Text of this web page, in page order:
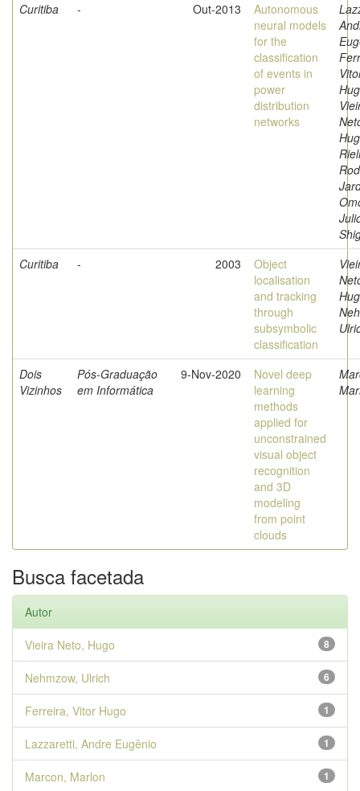
Curitiba
- Out-2013
Autonomous
neural models
for the
classification
of events in
power
distribution
networks
Curitiba
- 2003
Object
localisation
and tracking
through
subsymbolic
classification
Dois
Vizinhos
Pós-Graduação
em Informática
9-Nov-2020
Novel deep
learning
methods
applied for
unconstrained
visual object
recognition
and 3D
modeling
from point
clouds
Busca facetada
Autor
8
Vieira Neto, Hugo
6
Nehmzow, Ulrich
1
Ferreira, Vitor Hugo
1
Lazzaretti, Andre Eugênio
1
Marcon, Marlon